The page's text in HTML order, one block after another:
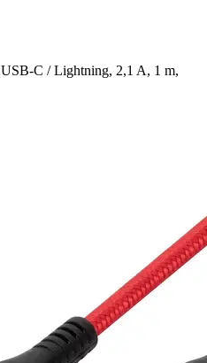
C / Lightning, 2,1 A, 1 m,